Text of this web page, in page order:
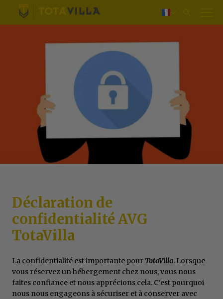
English
Login
Déclaration de
confidentialité AVG
TotaVilla
La confidentialité est importante pour TotaVilla. Lorsque
vous réservez un hébergement chez nous, vous nous
faites confiance et nous apprécions cela. C'est pourquoi
nous nous engageons à sécuriser et à conserver avec